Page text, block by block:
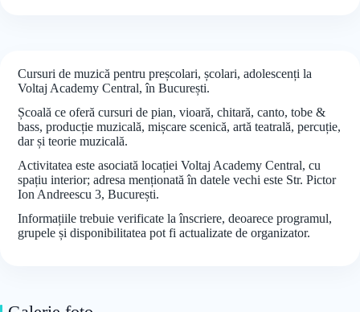
Cursuri de muzică pentru preșcolari, școlari, adolescenți la
Voltaj Academy Central, în București.
Școală ce oferă cursuri de pian, vioară, chitară, canto, tobe &
bass, producție muzicală, mișcare scenică, artă teatrală, percuție,
dar și teorie muzicală.
Activitatea este asociată locației Voltaj Academy Central, cu
spațiu interior; adresa menționată în datele vechi este Str. Pictor
Ion Andreescu 3, București.
Informațiile trebuie verificate la înscriere, deoarece programul,
grupele și disponibilitatea pot fi actualizate de organizator.